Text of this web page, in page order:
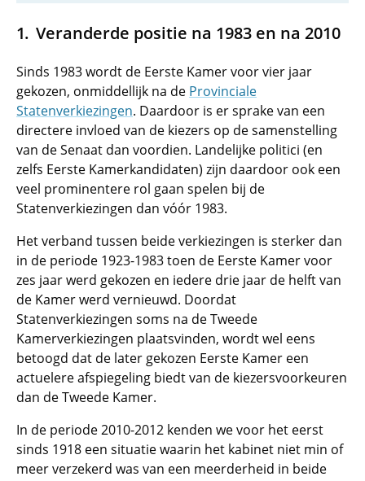
Veranderde positie na 1983 en na 2010
Sinds 1983 wordt de Eerste Kamer voor vier jaar
gekozen, onmiddellijk na de Provinciale
Statenverkiezingen. Daardoor is er sprake van een
directere invloed van de kiezers op de samenstelling
van de Senaat dan voordien. Landelijke politici (en
zelfs Eerste Kamerkandidaten) zijn daardoor ook een
veel prominentere rol gaan spelen bij de
Statenverkiezingen dan vóór 1983.
Het verband tussen beide verkiezingen is sterker dan
in de periode 1923-1983 toen de Eerste Kamer voor
zes jaar werd gekozen en iedere drie jaar de helft van
de Kamer werd vernieuwd. Doordat
Statenverkiezingen soms na de Tweede
Kamerverkiezingen plaatsvinden, wordt wel eens
betoogd dat de later gekozen Eerste Kamer een
actuelere afspiegeling biedt van de kiezersvoorkeuren
dan de Tweede Kamer.
In de periode 2010-2012 kenden we voor het eerst
sinds 1918 een situatie waarin het kabinet niet min of
meer verzekerd was van een meerderheid in beide